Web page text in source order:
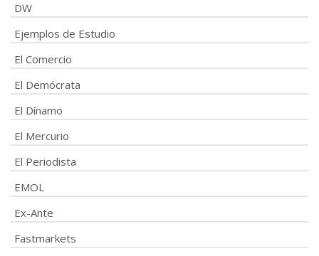
DW
Ejemplos de Estudio
El Comercio
El Demócrata
El Dínamo
El Mercurio
El Periodista
EMOL
Ex-Ante
Fastmarkets